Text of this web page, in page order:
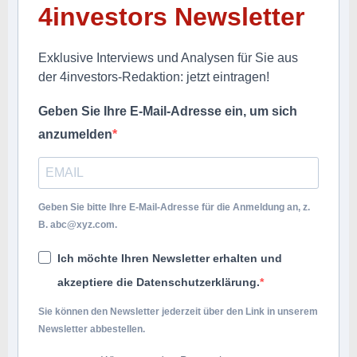
4investors Newsletter
Exklusive Interviews und Analysen für Sie aus
der 4investors-Redaktion: jetzt eintragen!
Geben Sie Ihre E-Mail-Adresse ein, um sich
anzumelden
Geben Sie bitte Ihre E-Mail-Adresse für die Anmeldung an, z.
B. abc@xyz.com.
Ich möchte Ihren Newsletter erhalten und
akzeptiere die Datenschutzerklärung.
Sie können den Newsletter jederzeit über den Link in unserem
Newsletter abbestellen.